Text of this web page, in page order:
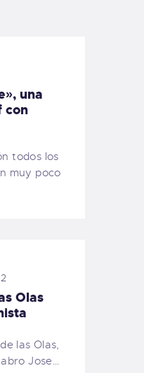
una
con
todos los
muy poco
Olas
las Olas,
Jose…